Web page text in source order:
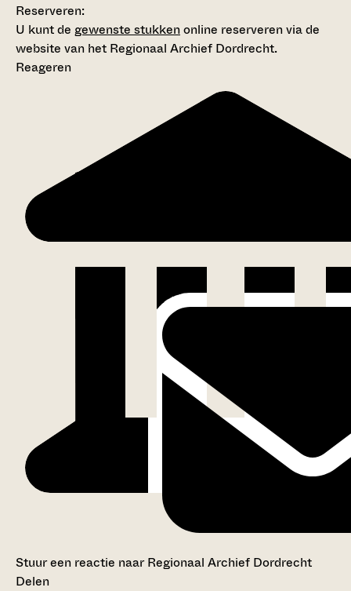
Reserveren:
U kunt de gewenste stukkenonline reserveren via de
website van het Regionaal Archief Dordrecht.
Reageren
Stuur een reactie naar Regionaal Archief Dordrecht
Delen